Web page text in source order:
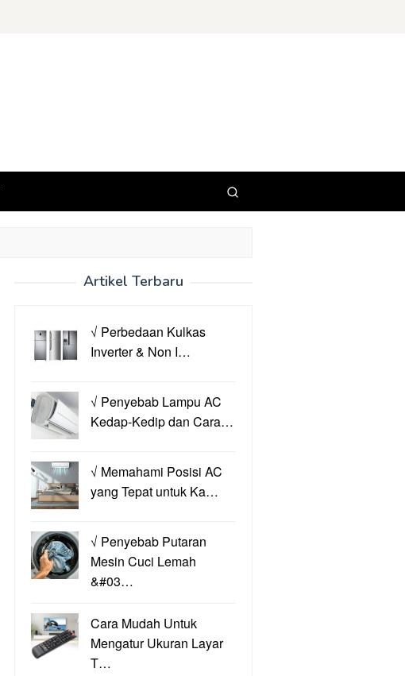
Artikel Terbaru
√ Perbedaan Kulkas
Inverter & Non I…
√ Penyebab Lampu AC
Kedap-Kedip dan Cara…
√ Memahami Posisi AC
yang Tepat untuk Ka…
√ Penyebab Putaran
Mesin Cuci Lemah
&#03…
Cara Mudah Untuk
Mengatur Ukuran Layar
T…